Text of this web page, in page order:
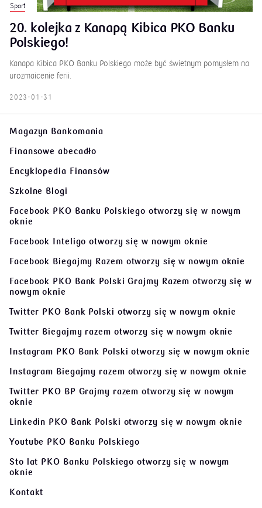
Sport
20. kolejka z Kanapą Kibica PKO Banku
Polskiego!
Kanapa Kibica PKO Banku Polskiego może być świetnym pomysłem na
urozmaicenie ferii.
2023-01-31
Magazyn Bankomania
Finansowe abecadło
Encyklopedia Finansów
Szkolne Blogi
Facebook PKO Banku Polskiego otworzy się w nowym
oknie
Facebook Inteligo otworzy się w nowym oknie
Facebook Biegajmy Razem otworzy się w nowym oknie
Facebook PKO Bank Polski Grajmy Razemotworzy się w
nowym oknie
Twitter PKO Bank Polski otworzy się w nowym oknie
Twitter Biegajmy razem otworzy się w nowym oknie
Instagram PKO Bank Polski otworzy się w nowym oknie
Instagram Biegajmy razem otworzy się w nowym oknie
Twitter PKO BP Grajmy razem otworzy się w nowym
oknie
Linkedin PKO Bank Polski otworzy się w nowym oknie
Youtube PKO Banku Polskiego
Sto lat PKO Banku Polskiego otworzy się w nowym
oknie
Kontakt